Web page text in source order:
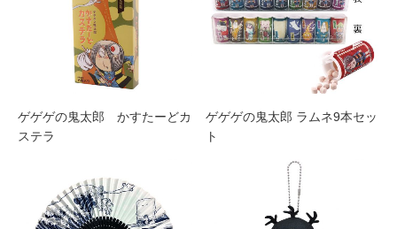
ゲゲゲの鬼太郎 かすたーどカ
ステラ
ゲゲゲの鬼太郎 ラムネ9本セッ
ト